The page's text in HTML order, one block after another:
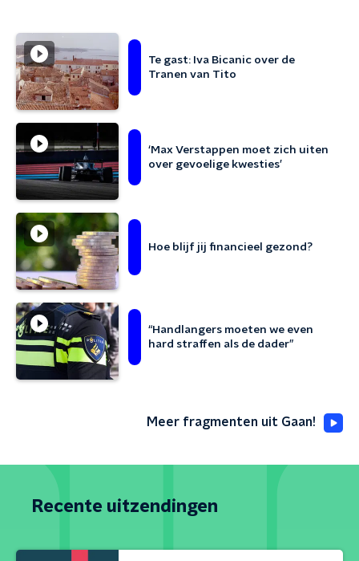
Te gast: Iva Bicanic over de
Tranen van Tito
‘Max Verstappen moet zich uiten
over gevoelige kwesties’
Hoe blijf jij financieel gezond?
“Handlangers moeten we even
hard straffen als de dader”
Meer fragmenten uit Gaan!
Recente uitzendingen